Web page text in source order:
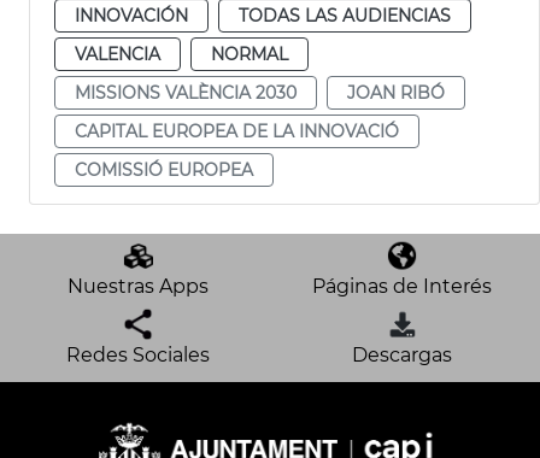
INNOVACIÓN
TODAS LAS AUDIENCIAS
VALENCIA
NORMAL
MISSIONS VALÈNCIA 2030
JOAN RIBÓ
CAPITAL EUROPEA DE LA INNOVACIÓ
COMISSIÓ EUROPEA
Nuestras Apps Páginas de Interés
Redes Sociales Descargas